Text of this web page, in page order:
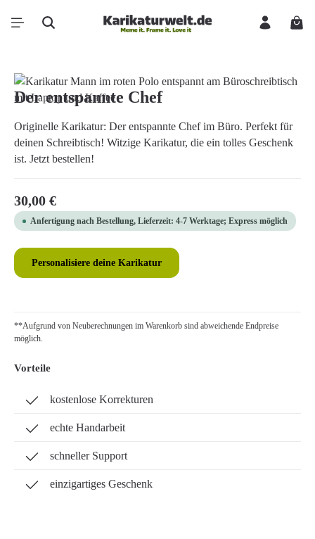
Zum Hauptinhalt springen
Bildergalerie überspringen
Der entspannte Chef
Originelle Karikatur: Der entspannte Chef im Büro. Perfekt für
deinen Schreibtisch! Witzige Karikatur, die ein tolles Geschenk
ist. Jetzt bestellen!
Regulärer Preis:
30,00 €
Anfertigung nach Bestellung, Lieferzeit: 4-7 Werktage; Express möglich
Personalisiere deine Karikatur
**Aufgrund von Neuberechnungen im Warenkorb sind abweichende Endpreise
möglich.
Vorteile
kostenlose Korrekturen
echte Handarbeit
schneller Support
einzigartiges Geschenk